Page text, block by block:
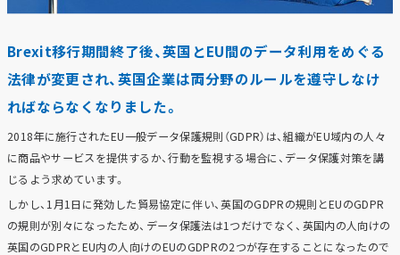
Brexit移行期間終了後、英国とEU間のデータ利用をめぐる
法律が変更され、英国企業は両分野のルールを遵守しなけ
ればならなくなりました。
2018年に施行されたEU一般データ保護規則（GDPR）は、組織がEU域内の人々
に商品やサービスを提供するか、行動を監視する場合に、データ保護対策を講
じるよう求めています。
しかし、1月1日に発効した貿易協定に伴い、英国のGDPRの規則とEUのGDPR
の規則が別々になったため、データ保護法は1つだけでなく、英国内の人向けの
英国のGDPRとEU内の人向けのEUのGDPRの2つが存在することになったので